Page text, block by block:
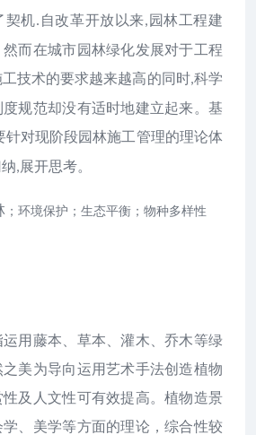
契机. 自改革开放以来, 园林工程建
而在城市园林绿化发展对于工程
技术的要求越来越高的同时,科学
规范却没有适时地建立起来。基
针对现阶段园林施工管理的理论体
,展开思考。
；环境保护；生态平衡；物种多样性
用藤本、草本、灌木、乔木等绿
美为导向运用艺术手法创造植物
及人文性可有效提高。植物造景
、美学等方面的理论，综合性较